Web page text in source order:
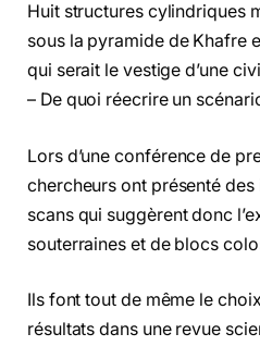
Huit structures cylindriques
sous la pyramide de Khafre
qui serait le vestige d’une
– De quoi réecrire un
Lors d’une conférence de
chercheurs ont présenté
scans qui suggèrent donc
souterraines et de blocs
Ils font tout de même le
résultats dans une revue